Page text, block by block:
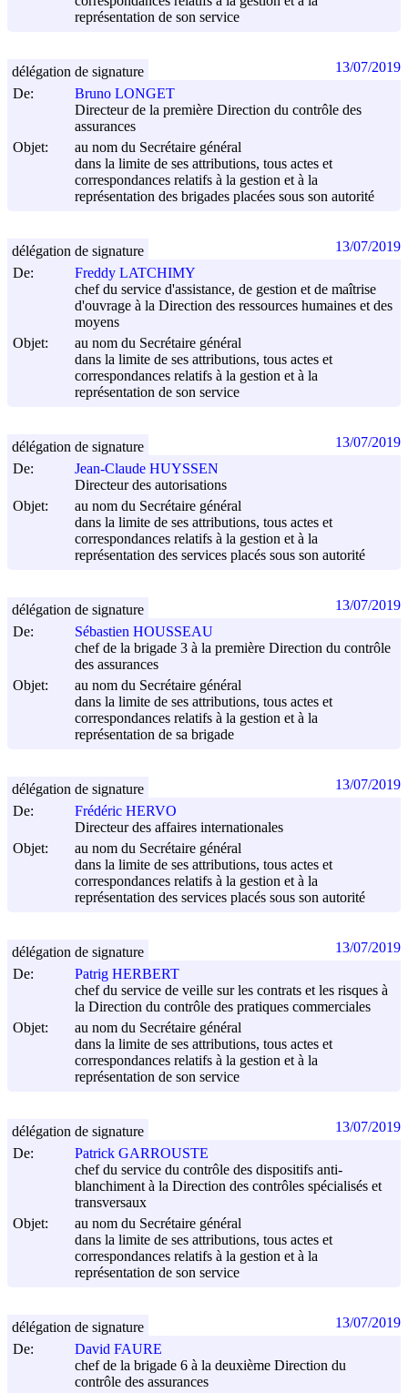
représentation de son service
De:
Bruno LONGET
Directeur de la première Direction du contrôle des
assurances
Objet:
au nom du Secrétaire général
dans la limite de ses attributions, tous actes et
correspondances relatifs à la gestion et à la
représentation des brigades placées sous son autorité
délégation de signature 13/07/2019
De:
Freddy LATCHIMY
chef du service d'assistance, de gestion et de maîtrise
d'ouvrage à la Direction des ressources humaines et des
moyens
Objet:
au nom du Secrétaire général
dans la limite de ses attributions, tous actes et
correspondances relatifs à la gestion et à la
représentation de son service
délégation de signature 13/07/2019
De:
Jean-Claude HUYSSEN
Directeur des autorisations
Objet:
au nom du Secrétaire général
dans la limite de ses attributions, tous actes et
correspondances relatifs à la gestion et à la
représentation des services placés sous son autorité
délégation de signature 13/07/2019
De:
Sébastien HOUSSEAU
chef de la brigade 3 à la première Direction du contrôle
des assurances
Objet:
au nom du Secrétaire général
dans la limite de ses attributions, tous actes et
correspondances relatifs à la gestion et à la
représentation de sa brigade
délégation de signature 13/07/2019
De:
Frédéric HERVO
Directeur des affaires internationales
Objet:
au nom du Secrétaire général
dans la limite de ses attributions, tous actes et
correspondances relatifs à la gestion et à la
représentation des services placés sous son autorité
délégation de signature 13/07/2019
De:
Patrig HERBERT
chef du service de veille sur les contrats et les risques à
la Direction du contrôle des pratiques commerciales
Objet:
au nom du Secrétaire général
dans la limite de ses attributions, tous actes et
correspondances relatifs à la gestion et à la
représentation de son service
délégation de signature 13/07/2019
De:
Patrick GARROUSTE
chef du service du contrôle des dispositifs anti-
blanchiment à la Direction des contrôles spécialisés et
transversaux
Objet:
au nom du Secrétaire général
dans la limite de ses attributions, tous actes et
correspondances relatifs à la gestion et à la
représentation de son service
délégation de signature 13/07/2019
De:
David FAURE
chef de la brigade 6 à la deuxième Direction du
contrôle des assurances
délégation de signature 13/07/2019